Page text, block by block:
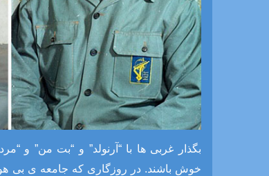
بگذار غربی ها با “آرنولد” و “بت من” و
خوش باشند. در روزگاری که جامعه ی بی